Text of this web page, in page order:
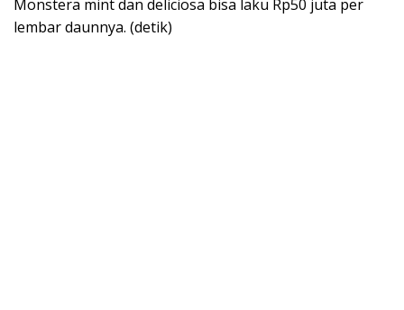
Monstera mint dan deliciosa bisa laku Rp50 juta per
lembar daunnya. (detik)